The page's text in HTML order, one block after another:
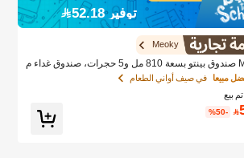
توفير 52.18
Meoky
Meoky صندوق بينتو بسعة 810 مل و5 حجرات، صندوق غداء م
حاوية تخزين طعام مقسمة بشكل مريح لتحضير ا
والوجبات الخفيفة، مناسب للمدرسة والمكتب والسفر
(فيونكة وردية)
في صيف أواني الطعام

%50-